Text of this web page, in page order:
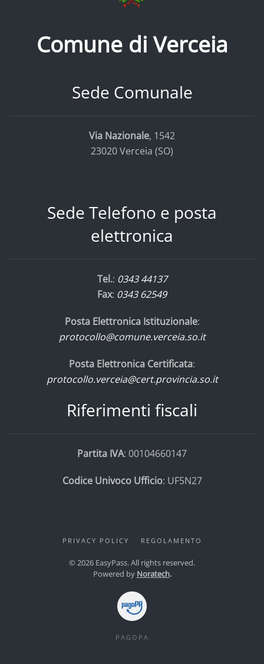
Comune di Verceia
Sede Comunale
Via Nazionale, 1542
23020 Verceia (SO)
Sede Telefono e posta
elettronica
Tel.: 0343 44137
Fax: 0343 62549
Posta Elettronica Istituzionale:
protocollo@comune.verceia.so.it
Posta Elettronica Certificata:
protocollo.verceia@cert.provincia.so.it
Riferimenti fiscali
Partita IVA: 00104660147
Codice Univoco Ufficio: UF5N27
PRIVACY POLICY REGOLAMENTO
©2026 EasyPass. All rights reserved.
Powered by Noratech.
PAGOPA